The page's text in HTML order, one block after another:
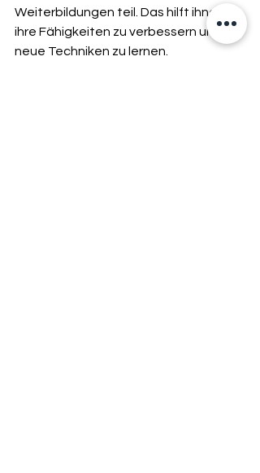
Weiterbildungen teil. Das hilft ihnen,
ihre Fähigkeiten zu verbessern und
neue Techniken zu lernen.